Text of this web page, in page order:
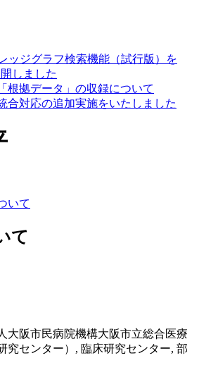
ッジグラフ検索機能（試行版）を
しました
根拠データ」の収録について
合対応の追加実施をいたしました
いて
て
大阪市民病院機構大阪市立総合医療
究センター）, 臨床研究センター, 部